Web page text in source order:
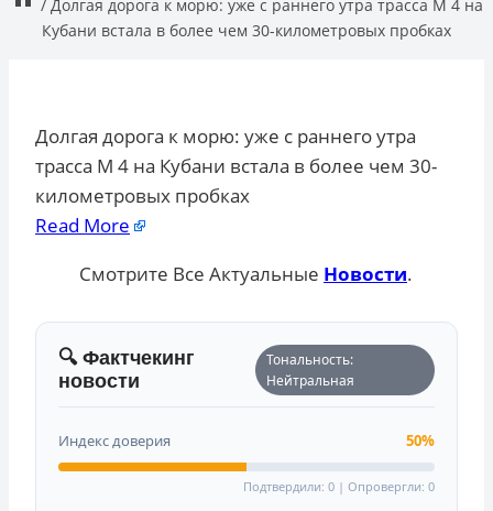
/ Долгая дорога к морю: уже с раннего утра трасса М 4 на
Кубани встала в более чем 30-километровых пробках
Долгая дорога к морю: уже с раннего утра
трасса М 4 на Кубани встала в более чем 30-
километровых пробках
Read More
Смотрите Все Актуальные Новости.
🔍 Фактчекинг
новости
Тональность:
Нейтральная
Индекс доверия 50%
Подтвердили: 0 | Опровергли: 0